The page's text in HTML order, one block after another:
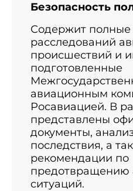
Безопасность
Содержит
расследований
происшествий и
подготовленные
авиационным
Росавиацией. В
представлены
документы,
последствия, а
рекомендации по
предотвращению
ситуаций.